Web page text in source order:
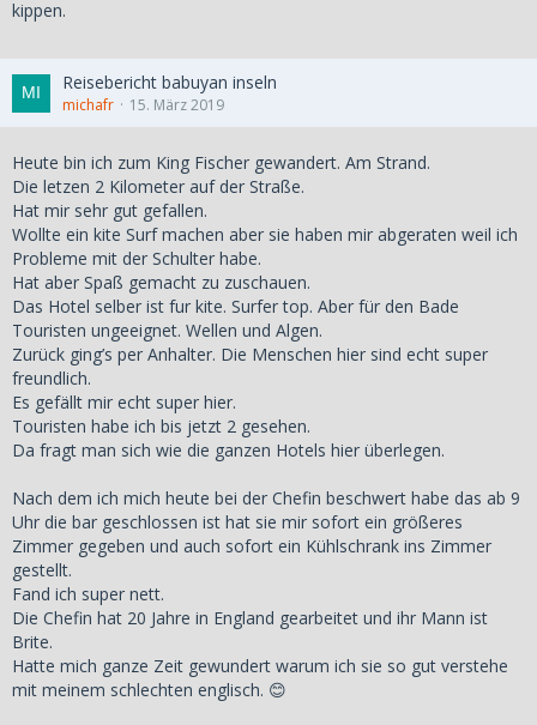
kippen.
Reisebericht babuyan inseln
michafr 15. März 2019
Heute bin ich zum King Fischer gewandert. Am Strand.
Die letzen 2 Kilometer auf der Straße.
Hat mir sehr gut gefallen.
Wollte ein kite Surf machen aber sie haben mir abgeraten weil ich
Probleme mit der Schulter habe.
Hat aber Spaß gemacht zu zuschauen.
Das Hotel selber ist fur kite. Surfer top. Aber für den Bade
Touristen ungeeignet. Wellen und Algen.
Zurück ging’s per Anhalter. Die Menschen hier sind echt super
freundlich.
Es gefällt mir echt super hier.
Touristen habe ich bis jetzt 2 gesehen.
Da fragt man sich wie die ganzen Hotels hier überlegen.
Nach dem ich mich heute bei der Chefin beschwert habe das ab 9
Uhr die bar geschlossen ist hat sie mir sofort ein größeres
Zimmer gegeben und auch sofort ein Kühlschrank ins Zimmer
gestellt.
Fand ich super nett.
Die Chefin hat 20 Jahre in England gearbeitet und ihr Mann ist
Brite.
Hatte mich ganze Zeit gewundert warum ich sie so gut verstehe
mit meinem schlechten englisch. 😊